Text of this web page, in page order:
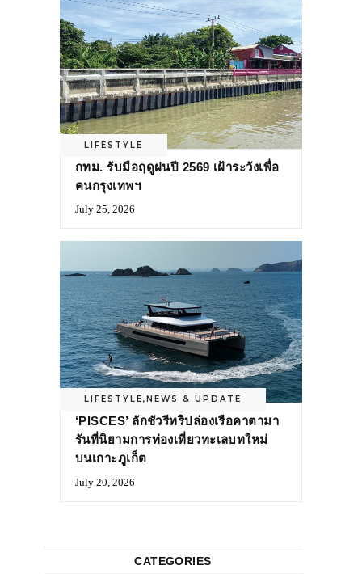
LIFESTYLE
กทม. รับมือฤดูฝนปี 2569 เฝ้าระวังเพื่อ
คนกรุงเทพฯ
July 25, 2026
LIFESTYLE, NEWS & UPDATE
‘PISCES’ ลักชัวรีทริปล่องเรือคาตามา
รันที่นิยามการท่องเที่ยวทะเลบทใหม่
บนเกาะภูเก็ต
July 20, 2026
CATEGORIES